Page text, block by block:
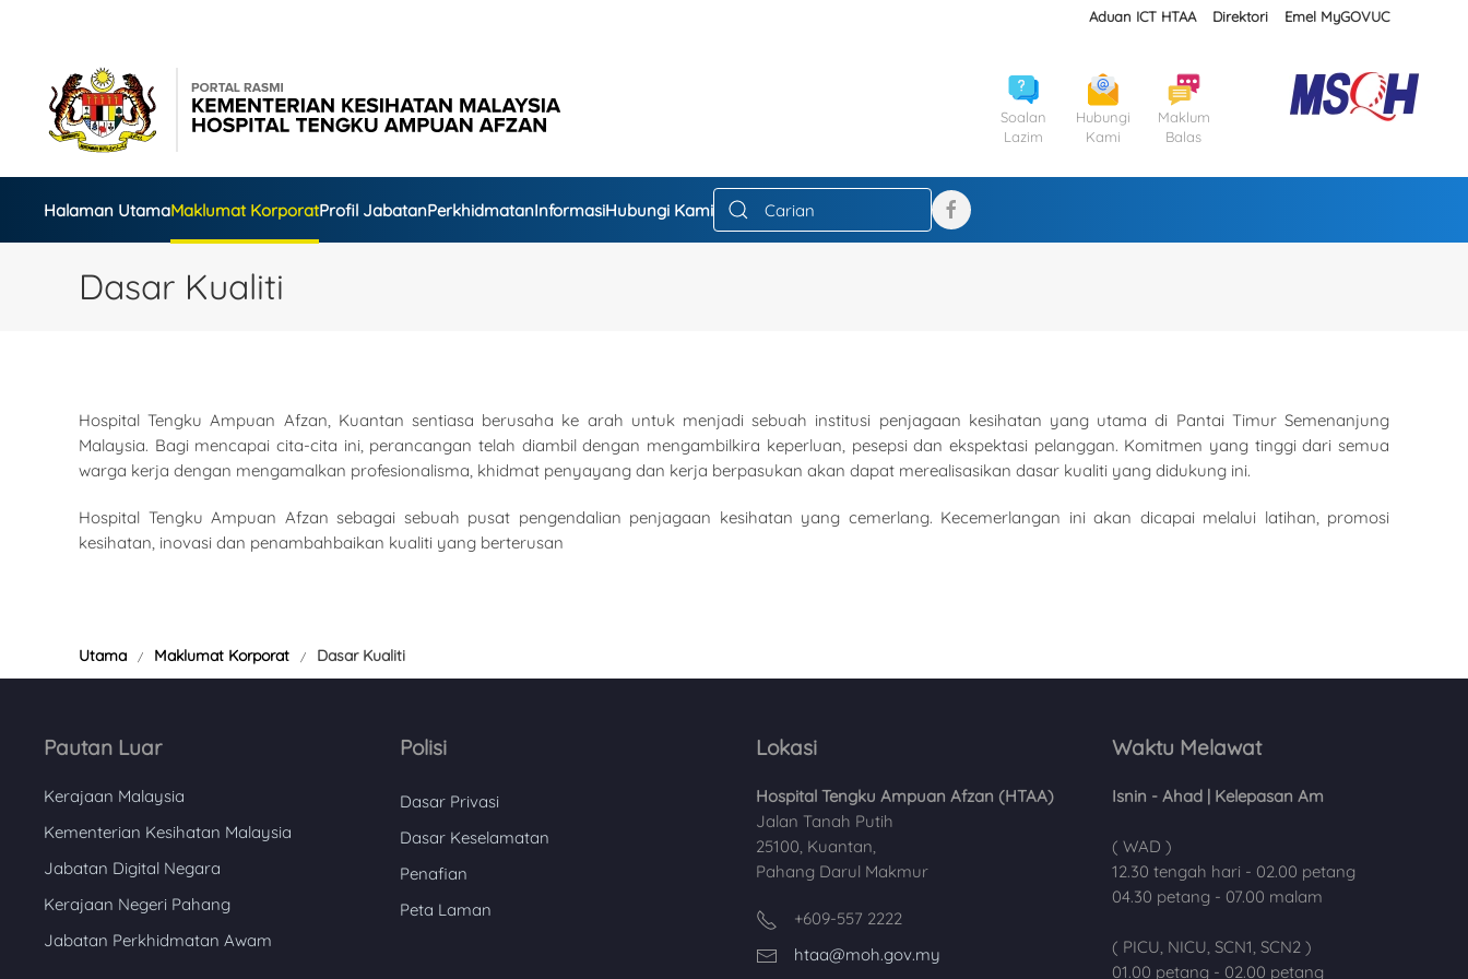
Aduan ICT HTAA Direktori Emel MyGOVUC
Soalan
Lazim
Hubungi
Kami
Maklum
Balas
Halaman UtamaMaklumat KorporatProfil JabatanPerkhidmatanInformasiHubungi Kami
Dasar Kualiti
Hospital Tengku Ampuan Afzan, Kuantan sentiasa berusaha ke arah untuk menjadi sebuah institusi penjagaan kesihatan yang utama di Pantai Timur Semenanjung
Malaysia. Bagi mencapai cita-cita ini, perancangan telah diambil dengan mengambilkira keperluan, pesepsi dan ekspektasi pelanggan. Komitmen yang tinggi dari semua
warga kerja dengan mengamalkan profesionalisma, khidmat penyayang dan kerja berpasukan akan dapat merealisasikan dasar kualiti yang didukung ini.
Hospital Tengku Ampuan Afzan sebagai sebuah pusat pengendalian penjagaan kesihatan yang cemerlang. Kecemerlangan ini akan dicapai melalui latihan, promosi
kesihatan, inovasi dan penambahbaikan kualiti yang berterusan
Utama Maklumat Korporat Dasar Kualiti
Pautan Luar
Kerajaan Malaysia
Kementerian Kesihatan Malaysia
Jabatan Digital Negara
Kerajaan Negeri Pahang
Jabatan Perkhidmatan Awam
Polisi
Dasar Privasi
Dasar Keselamatan
Penafian
Peta Laman
Lokasi
Hospital Tengku Ampuan Afzan (HTAA)
Jalan Tanah Putih
25100, Kuantan,
Pahang Darul Makmur
+609-557 2222
htaa@moh.gov.my
Waktu Melawat
Isnin - Ahad | Kelepasan Am
( WAD )
12.30 tengah hari - 02.00 petang
04.30 petang - 07.00 malam
( PICU, NICU, SCN1, SCN2 )
01.00 petang - 02.00 petang